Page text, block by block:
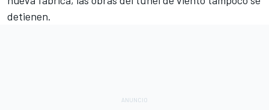
detienen.